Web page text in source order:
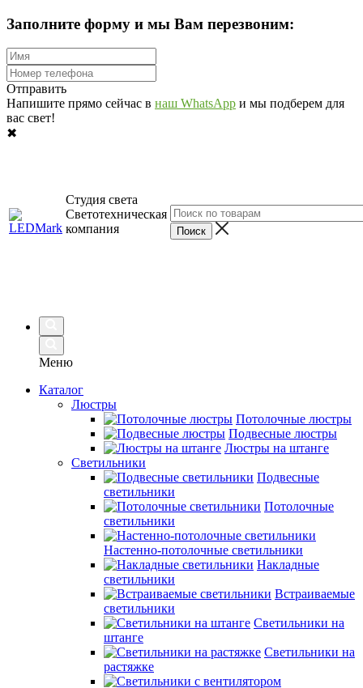
Заполните форму и мы Вам перезвоним:
Отправить
Напишите прямо сейчас в наш WhatsApp и мы подберем для
вас свет!
✖
Студия света
Светотехническая
компания
Меню
Каталог
Люстры
Потолочные люстры
Подвесные люстры
Люстры на штанге
Светильники
Подвесные
светильники
Потолочные
светильники
Настенно-потолочные светильники
Накладные
светильники
Встраиваемые
светильники
Светильники на
штанге
Светильники на
растяжке